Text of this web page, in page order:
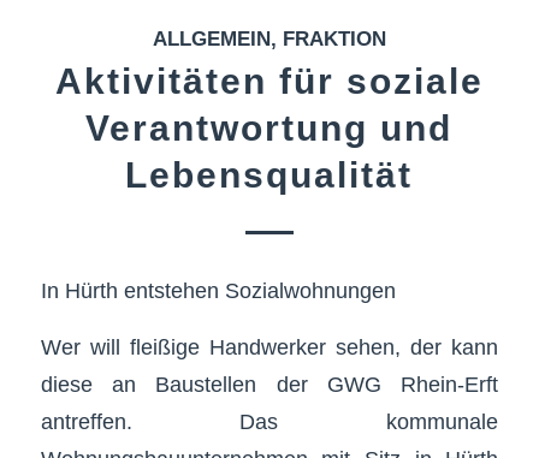
ALLGEMEIN, FRAKTION
Aktivitäten für soziale
Verantwortung und
Lebensqualität
In Hürth entstehen Sozialwohnungen
Wer will fleißige Handwerker sehen, der kann
diese an Baustellen der GWG Rhein-Erft
antreffen. Das kommunale